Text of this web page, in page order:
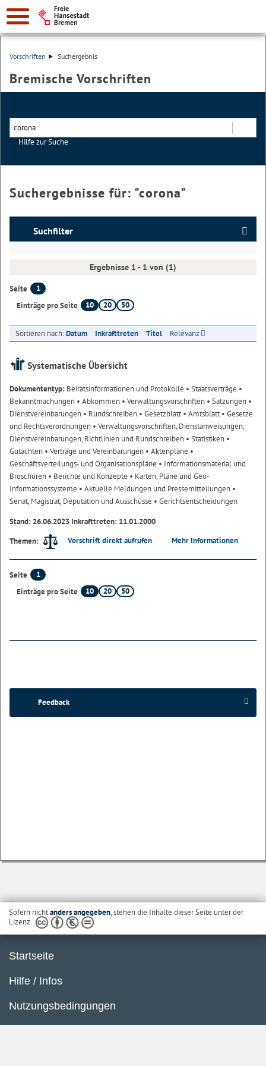
Vorschriften Suchergebnis
Bremische Vorschriften
Hilfe zur Suche
Suchergebnisse für: "corona"
Suchfilter
Ergebnisse 1 - 1 von (1)
Seite
1
Einträge pro Seite
10 20 50
Sortieren nach:Datum Inkrafttreten Titel Relevanz
Systematische Übersicht
Dokumententyp: Beiratsinformationen und Protokolle • Staatsverträge •
Bekanntmachungen • Abkommen • Verwaltungsvorschriften • Satzungen •
Dienstvereinbarungen • Rundschreiben • Gesetzblatt• Amtsblatt• Gesetze
und Rechtsverordnungen • Verwaltungsvorschriften, Dienstanweisungen,
Dienstvereinbarungen, Richtlinien und Rundschreiben • Statistiken •
Gutachten • Verträge und Vereinbarungen • Aktenpläne •
Geschäftsverteilungs- und Organisationspläne • Informationsmaterial und
Broschüren • Berichte und Konzepte • Karten, Pläne und Geo-
Informationssysteme • Aktuelle Meldungen und Pressemitteilungen •
Senat, Magistrat, Deputation und Ausschüsse • Gerichtsentscheidungen
Stand: 26.06.2023 Inkrafttreten: 11.01.2000
Themen:
Vorschrift direkt aufrufen Mehr Informationen
Seite
1
Einträge pro Seite
10 20 50
Feedback
Sofern nichtanders angegeben, stehen die Inhalte dieser Seite unter der
Lizenz
Startseite
Hilfe / Infos
Nutzungsbedingungen